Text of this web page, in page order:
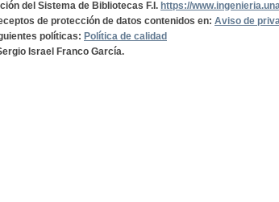
del Sistema de Bibliotecas F.I. https://
de protección de datos contenidos en: Aviso de
políticas: Política de calidad
Israel Franco García.